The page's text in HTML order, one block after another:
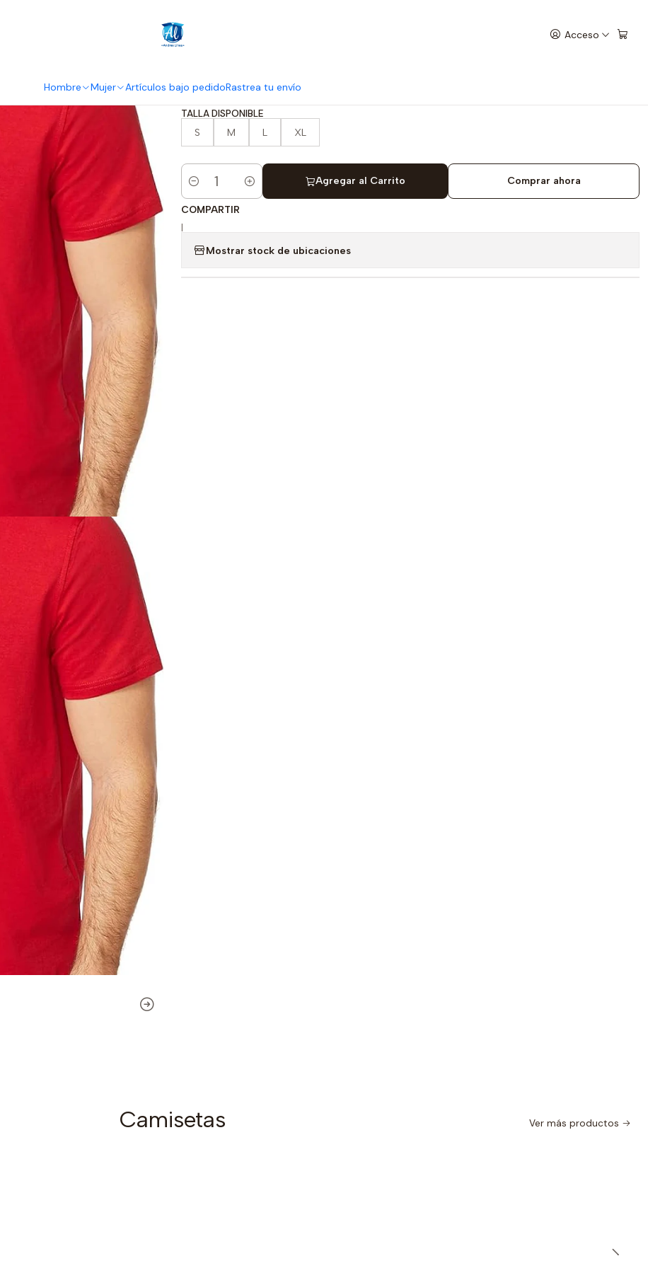
Acceso
Hombre Mujer Artículos bajo pedidoRastrea tu envío
TALLA DISPONIBLE
S M L XL
Cantidad
Agregar al Carrito Comprar ahora
COMPARTIR
|
Mostrar stock de ubicaciones
Camisetas Ver más productos